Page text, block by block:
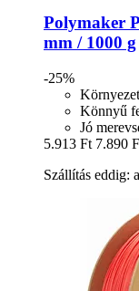
Polymaker
mm / 1000 g
-25%
Könnyű
Jó
5.913 Ft 7.890
Szállítás eddig: